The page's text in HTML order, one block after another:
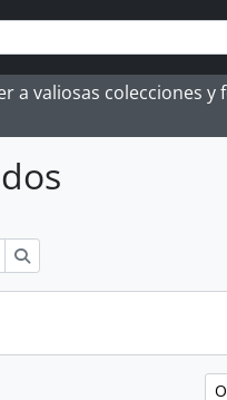
a valiosas colecciones